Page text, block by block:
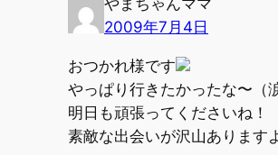
2009年7月4日
おつかれ様です
やっぱり行きたかったな〜（
明日も頑張ってくださいね！
素敵な出会いが沢山あります